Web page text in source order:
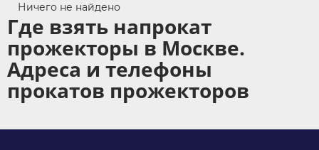
Ничего не найдено
Где взять напрокат
прожекторы в Москве.
Адреса и телефоны
прокатов прожекторов